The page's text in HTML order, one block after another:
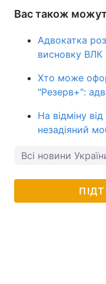
Вас також
Адвокатка
висновку ВЛК
Хто може
"Резерв­+":
На відміну
незадіяний
Всі новини